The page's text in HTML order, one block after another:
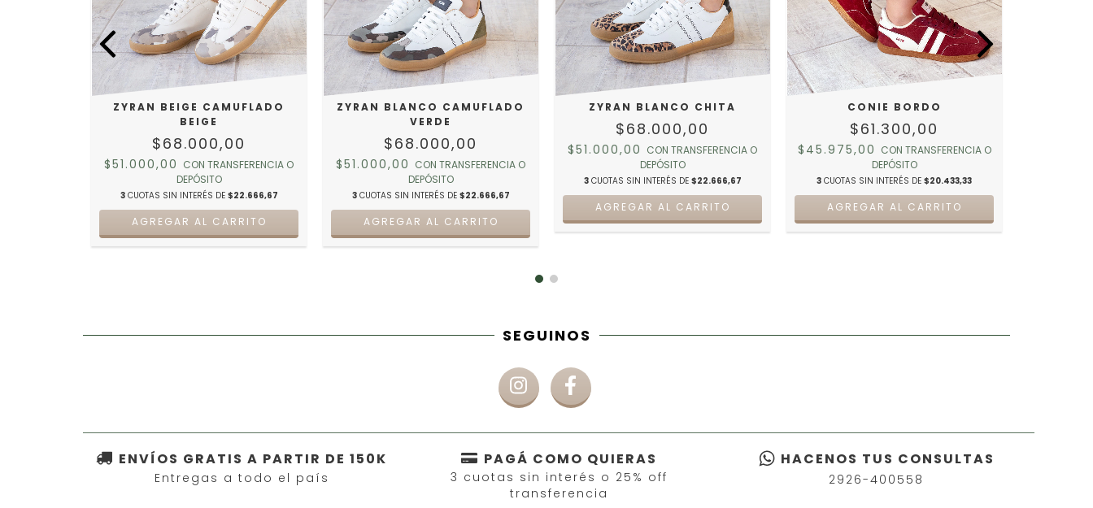
ZYRAN BEIGE CAMUFLADO
BEIGE
$68.000,00
$51.000,00 CON TRANSFERENCIA O
DEPÓSITO
3 CUOTAS SIN INTERÉS DE $22.666,67
AGREGAR AL CARRITO
ZYRAN BLANCO CAMUFLADO
VERDE
$68.000,00
$51.000,00 CON TRANSFERENCIA O
DEPÓSITO
3 CUOTAS SIN INTERÉS DE $22.666,67
AGREGAR AL CARRITO
ZYRAN BLANCO CHITA
$68.000,00
$51.000,00 CON TRANSFERENCIA O
DEPÓSITO
3 CUOTAS SIN INTERÉS DE $22.666,67
AGREGAR AL CARRITO
CONIE BORDO
$61.300,00
$45.975,00 CON TRANSFERENCIA O
DEPÓSITO
3 CUOTAS SIN INTERÉS DE $20.433,33
AGREGAR AL CARRITO
SEGUINOS
ENVÍOS GRATIS A PARTIR DE 150K
Entregas a todo el país
PAGÁ COMO QUIERAS
3 cuotas sin interés o 25% off
transferencia
HACENOS TUS CONSULTAS
2926-400558